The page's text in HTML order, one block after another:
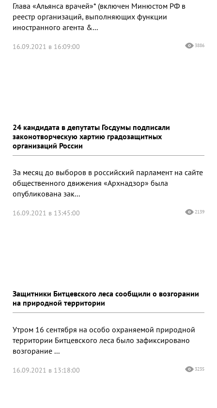
Глава «Альянса врачей»* (включен Минюстом РФ в
реестр организаций, выполняющих функции
иностранного агента &...
16.09.2021 в 16:09:00 3886
24 кандидата в депутаты Госдумы подписали
законотворческую хартию градозащитных
организаций России
За месяц до выборов в российский парламент на сайте
общественного движения «Архнадзор» была
опубликована зак...
16.09.2021 в 13:45:00 2139
Защитники Битцевского леса сообщили о возгорании
на природной территории
Утром 16 сентября на особо охраняемой природной
территории Битцевского леса было зафиксировано
возгорание ...
16.09.2021 в 13:18:00 3235